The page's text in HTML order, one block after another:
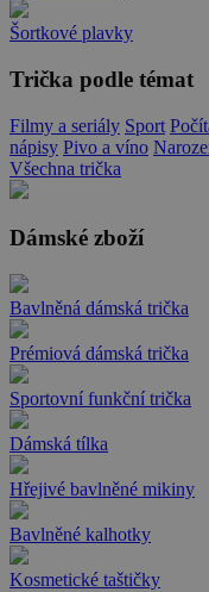
Šortkové plavky
Trička podle témat
Filmy a seriály Sport
nápisy Pivo a víno
Všechna trička
Dámské zboží
Bavlněná dámská trička
Prémiová dámská trička
Sportovní funkční trička
Dámská tílka
Hřejivé bavlněné mikiny
Bavlněné kalhotky
Kosmetické taštičky